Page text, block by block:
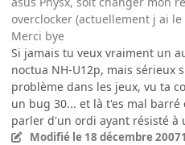
overclocker (actuellement j ai
Merci bye
Si jamais tu veux vraiment un
noctua NH-U12p, mais sérieux
problème dans les jeux, vu ta
un bug 30... et là t'es mal
parler d'un ordi ayant résisté à
Modifié le 18 décembre 2007